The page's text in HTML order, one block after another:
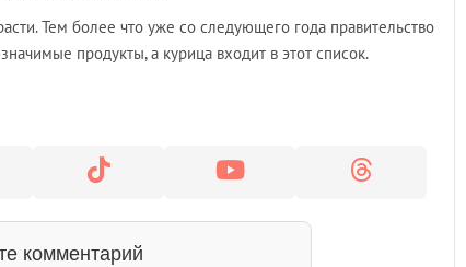
Тем более что уже со следующего года правительство
продукты, а курица входит в этот список.
комментарий